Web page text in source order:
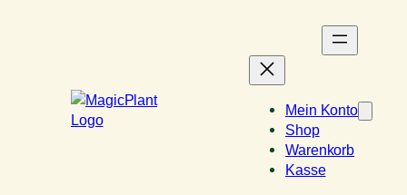
Mein Konto
Shop
Warenkorb
Kasse